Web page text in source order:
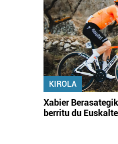
KIROLA
Xabier
berritu du